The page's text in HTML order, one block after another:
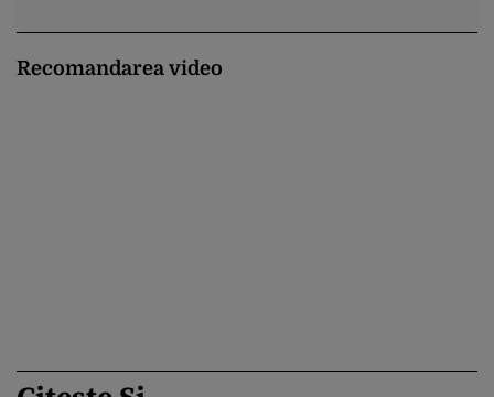
Recomandarea video